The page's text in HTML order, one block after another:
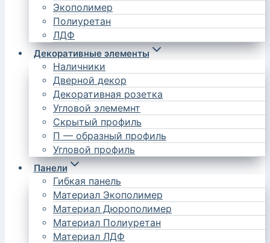
Экополимер
Полиуретан
ЛДФ
Декоративные элементы
Наличники
Дверной декор
Декоративная розетка
Угловой элемемнт
Скрытый профиль
П — образный профиль
Угловой профиль
Панели
Гибкая панель
Материал Экополимер
Материал Дюрополимер
Материал Полиуретан
Материал ЛДФ